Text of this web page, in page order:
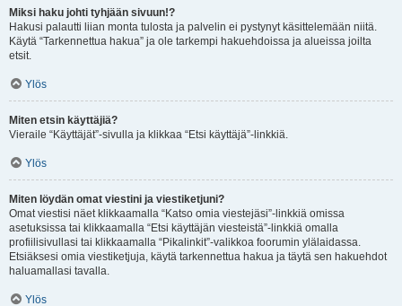
Miksi haku johti tyhjään sivuun!?
Hakusi palautti liian monta tulosta ja palvelin ei pystynyt käsittelemään niitä.
Käytä “Tarkennettua hakua” ja ole tarkempi hakuehdoissa ja alueissa joilta
etsit.
Ylös
Miten etsin käyttäjiä?
Vieraile “Käyttäjät”-sivulla ja klikkaa “Etsi käyttäjä”-linkkiä.
Ylös
Miten löydän omat viestini ja viestiketjuni?
Omat viestisi näet klikkaamalla “Katso omia viestejäsi”-linkkiä omissa
asetuksissa tai klikkaamalla “Etsi käyttäjän viesteistä”-linkkiä omalla
profiilisivullasi tai klikkaamalla “Pikalinkit”-valikkoa foorumin ylälaidassa.
Etsiäksesi omia viestiketjuja, käytä tarkennettua hakua ja täytä sen hakuehdot
haluamallasi tavalla.
Ylös